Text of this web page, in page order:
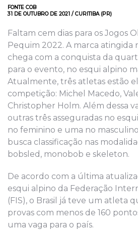
FONTE COB
31 DE OUTUBRO DE 2021 / CURITIBA (PR)
Faltam cem dias para os Jogos
Pequim 2022. A marca atingida
chega com a conquista da
para o evento, no esqui alpino
Atualmente, três atletas estão
competição: Michel Macedo,
Christopher Holm. Além dessa
outras três asseguradas no
no feminino e uma no
busca classificação nas
bobsled, monobob e skeleton.
De acordo com a última
esqui alpino da Federação
(FIS), o Brasil já teve um atleta
provas com menos de 160
uma vaga para o país.